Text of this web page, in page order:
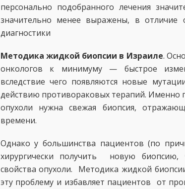
персонально подобранного лечения
значительно менее выражены, в отличие
диагностики
Методика жидкой биопсии в Израиле.
онкологов к минимуму — быстрое
вследствие чего появляются новые
действию противораковых терапий. Именно
опухоли нужна свежая биопсия,
времени.
Однако у большинства пациентов (по
хирургически получить новую биопсию,
свойства опухоли. Методика жидкой
эту проблему и избавляет пациентов от